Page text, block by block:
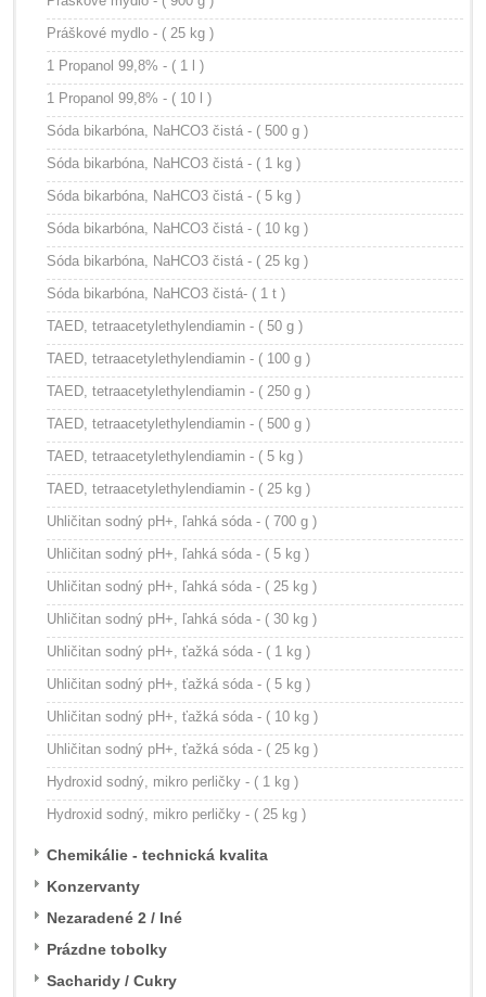
Práškové mydlo - ( 25 kg )
1 Propanol 99,8% - ( 1 l )
1 Propanol 99,8% - ( 10 l )
Sóda bikarbóna, NaHCO3 čistá - ( 500 g )
Sóda bikarbóna, NaHCO3 čistá - ( 1 kg )
Sóda bikarbóna, NaHCO3 čistá - ( 5 kg )
Sóda bikarbóna, NaHCO3 čistá - ( 10 kg )
Sóda bikarbóna, NaHCO3 čistá - ( 25 kg )
Sóda bikarbóna, NaHCO3 čistá- ( 1 t )
TAED, tetraacetylethylendiamin - ( 50 g )
TAED, tetraacetylethylendiamin - ( 100 g )
TAED, tetraacetylethylendiamin - ( 250 g )
TAED, tetraacetylethylendiamin - ( 500 g )
TAED, tetraacetylethylendiamin - ( 5 kg )
TAED, tetraacetylethylendiamin - ( 25 kg )
Uhličitan sodný pH+, ľahká sóda - ( 700 g )
Uhličitan sodný pH+, ľahká sóda - ( 5 kg )
Uhličitan sodný pH+, ľahká sóda - ( 25 kg )
Uhličitan sodný pH+, ľahká sóda - ( 30 kg )
Uhličitan sodný pH+, ťažká sóda - ( 1 kg )
Uhličitan sodný pH+, ťažká sóda - ( 5 kg )
Uhličitan sodný pH+, ťažká sóda - ( 10 kg )
Uhličitan sodný pH+, ťažká sóda - ( 25 kg )
Hydroxid sodný, mikro perličky - ( 1 kg )
Hydroxid sodný, mikro perličky - ( 25 kg )
Chemikálie - technická kvalita
Konzervanty
Nezaradené 2 / Iné
Prázdne tobolky
Sacharidy / Cukry